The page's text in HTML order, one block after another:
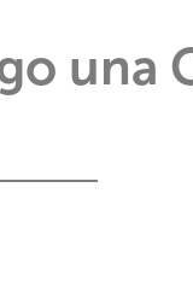
una